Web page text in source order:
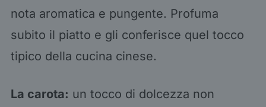
nota aromatica e pungente. Profuma
subito il piatto e gli conferisce quel tocco
tipico della cucina cinese.
La carota: un tocco di dolcezza non